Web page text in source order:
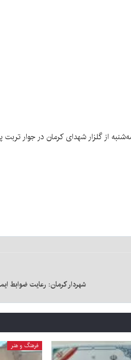
از گلزار شهدای کرمان در جوار
شهردار کرمان: رعایت ضوابط
فرهنگ و هنر